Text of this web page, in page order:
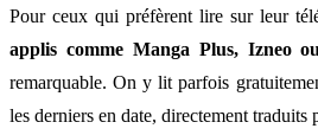
Pour ceux qui préfèrent lire sur leur
applis comme Manga Plus, Izneo
remarquable. On y lit parfois
les derniers en date, directement traduits